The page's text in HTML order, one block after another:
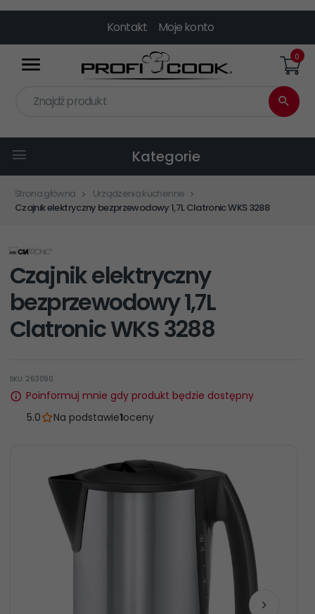
Kontakt Moje konto
Znajdź produkt
0
Kategorie
Strona główna
Urządzenia kuchenne
Czajnik elektryczny bezprzewodowy 1,7L Clatronic WKS 3288
Czajnik elektryczny
bezprzewodowy 1,7L
Clatronic WKS 3288
SKU: 263090
Poinformuj mnie gdy produkt będzie dostępny
5.0
Na podstawie1oceny